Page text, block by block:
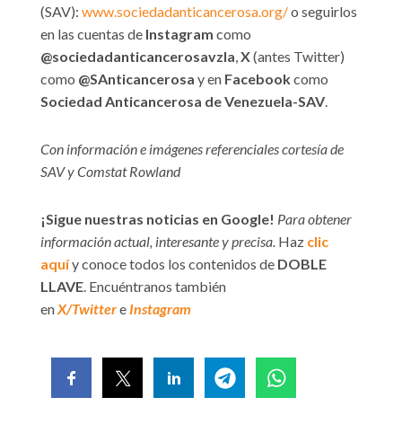
(SAV): www.sociedadanticancerosa.org/o seguirlos
en las cuentas de Instagram como
@sociedadanticancerosavzla,X(antes Twitter)
como @SAnticancerosa y en Facebookcomo
Sociedad Anticancerosa de Venezuela-SAV.
Con información e imágenes referenciales cortesía de
SAV y Comstat Rowland
¡Sigue nuestras noticias en Google! Para obtener
información actual, interesante y precisa. Haz clic
aquíy conoce todos los contenidos de DOBLE
LLAVE. Encuéntranos también
enX/Twittere Instagram